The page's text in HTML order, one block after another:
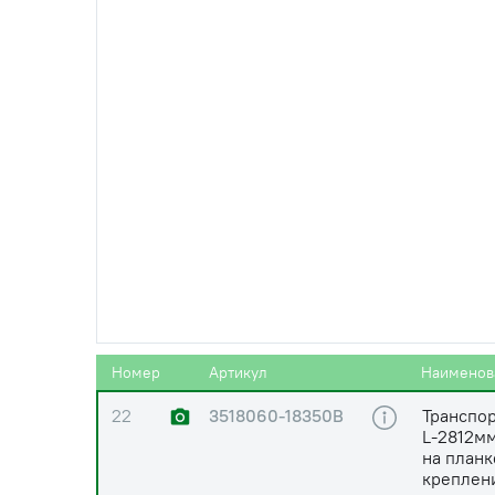
Номер Артикул
Ремень
Цепь
21 (12А-1 \60-1)
Цепь
(DBC)
22 3518060-18350В
L-
на